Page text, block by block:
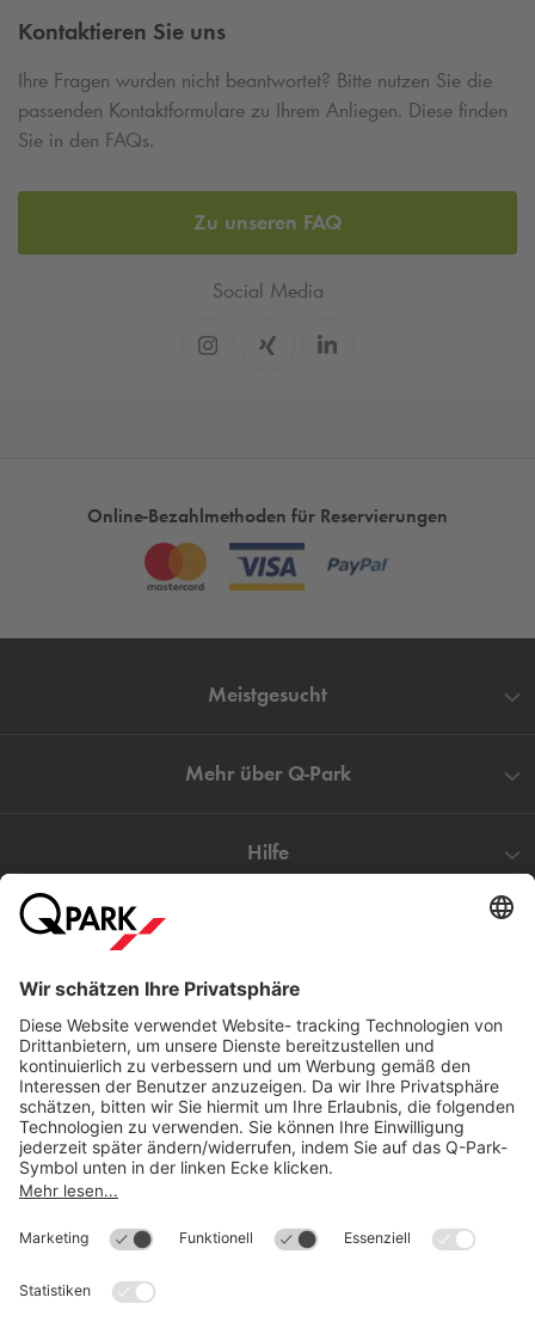
Kontaktieren Sie uns
Ihre Fragen wurden nicht beantwortet? Bitte nutzen Sie die
passenden Kontaktformulare zu Ihrem Anliegen. Diese finden
Sie in den FAQs.
Zu unseren FAQ
Social Media
Online-Bezahlmethoden für Reservierungen
Meistgesucht
Mehr über Q-Park
Hilfe
Download
©
Q-ParkDeutschland (2018)